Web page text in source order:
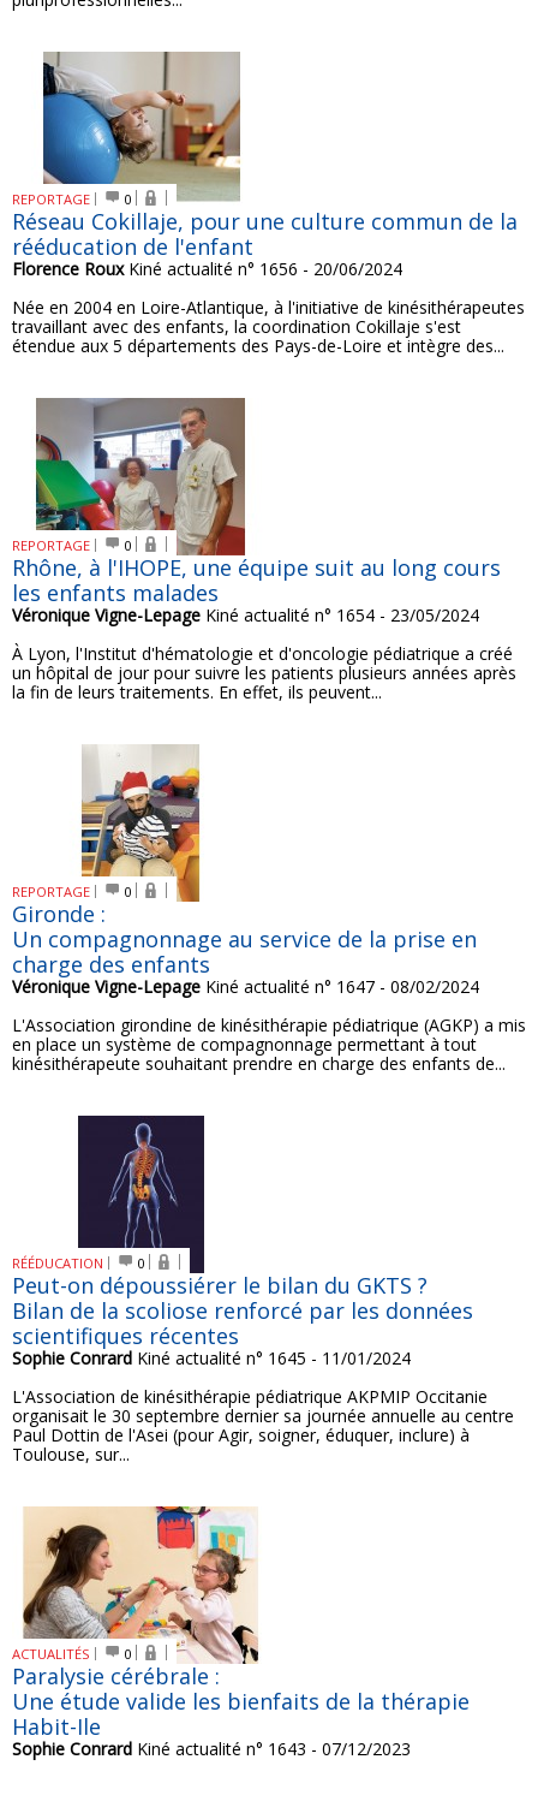
REPORTAGE 0
Réseau Cokillaje, pour une culture commun de la
rééducation de l'enfant
Florence RouxKiné actualité n° 1656 - 20/06/2024
Née en 2004 en Loire-Atlantique, à l'initiative de kinésithérapeutes
travaillant avec des enfants, la coordination Cokillaje s'est
étendue aux 5 départements des Pays-de-Loire et intègre des...
REPORTAGE 0
Rhône, à l'IHOPE, une équipe suit au long cours
les enfants malades
Véronique Vigne-Lepage Kiné actualité n° 1654 - 23/05/2024
À Lyon, l'Institut d'hématologie et d'oncologie pédiatrique a créé
un hôpital de jour pour suivre les patients plusieurs années après
la fin de leurs traitements. En effet, ils peuvent...
REPORTAGE 0
Gironde :
Un compagnonnage au service de la prise en
charge des enfants
Véronique Vigne-Lepage Kiné actualité n° 1647 - 08/02/2024
L'Association girondine de kinésithérapie pédiatrique (AGKP) a mis
en place un système de compagnonnage permettant à tout
kinésithérapeute souhaitant prendre en charge des enfants de...
RÉÉDUCATION 0
Peut-on dépoussiérer le bilan du GKTS ?
Bilan de la scoliose renforcé par les données
scientifiques récentes
Sophie Conrard Kiné actualité n° 1645 - 11/01/2024
L'Association de kinésithérapie pédiatrique AKPMIP Occitanie
organisait le 30 septembre dernier sa journée annuelle au centre
Paul Dottin de l'Asei (pour Agir, soigner, éduquer, inclure) à
Toulouse, sur...
ACTUALITÉS 0
Paralysie cérébrale :
Une étude valide les bienfaits de la thérapie
Habit-Ile
Sophie Conrard Kiné actualité n° 1643 - 07/12/2023